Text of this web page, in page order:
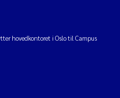
hovedkontoret i Oslo til Campus